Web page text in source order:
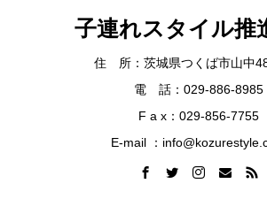
子連れスタイル推
住 所：茨城県つくば市山中
電 話：029-886-8985
F a x：029-856-7755
E-mail ：